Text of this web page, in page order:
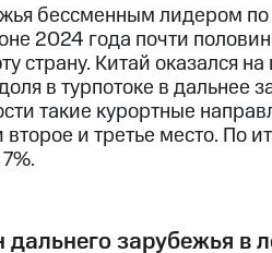
бессменным лидером по
2024 года почти
страну. Китай оказался
в турпотоке в дальнее
такие курортные
и третье место. По
зарубежья в